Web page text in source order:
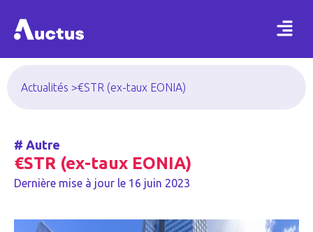
Actualités >€STR (ex-taux EONIA)
# Autre
€STR (ex-taux EONIA)
Dernière mise à jour le 16 juin 2023